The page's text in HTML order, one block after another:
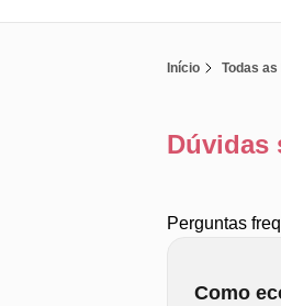
Início Todas as
Dúvidas
Perguntas
Como